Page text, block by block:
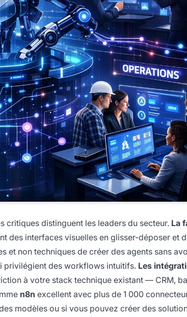
critiques distinguent les leaders du secteur. La
des interfaces visuelles en glisser-déposer et
et non techniques de créer des agents sans
privilégient des workflows intuitifs. Les
à votre stack technique existant — CRM,
n8n excellent avec plus de 1 000
modèles ou si vous pouvez créer des